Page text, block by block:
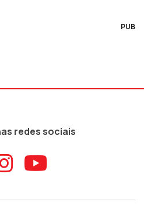
PUB
redes sociais
ao
Aceder ao
Aceder